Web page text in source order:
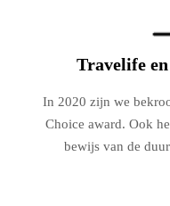
Travelife
In 2020 zijn we
Choice award. Ook
bewijs van de